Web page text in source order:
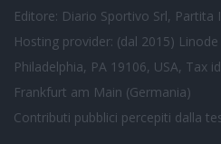
Editore: Diario Sportivo Srl, Partita
Hosting provider: (dal 2015)
Philadelphia, PA 19106, USA, Tax
Frankfurt am Main (Germania)
Contributi pubblici percepiti dalla